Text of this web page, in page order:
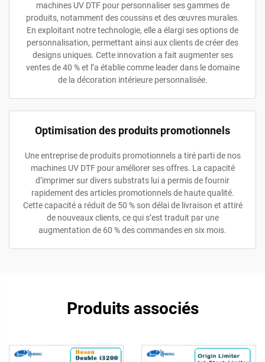
machines UV DTF pour personnaliser ses gammes de
produits, notamment des coussins et des œuvres murales.
En exploitant notre technologie, elle a élargi ses options de
personnalisation, permettant ainsi aux clients de créer des
designs uniques. Cette innovation a fait augmenter ses
ventes de 40 % et l’a établie comme leader dans le domaine
de la décoration intérieure personnalisée.
Optimisation des produits promotionnels
Une entreprise de produits promotionnels a tiré parti de nos
machines UV DTF pour améliorer ses offres. La capacité
d’imprimer sur divers substrats lui a permis de fournir
rapidement des articles promotionnels de haute qualité.
Cette capacité a réduit de 50 % son délai de livraison et attiré
de nouveaux clients, ce qui s’est traduit par une
augmentation de 60 % des commandes en six mois.
Produits associés